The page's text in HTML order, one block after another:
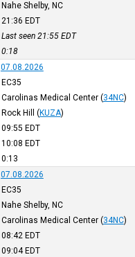
Nahe Shelby, NC
21:36 EDT
Last seen 21:55 EDT
0:18
07.08.2026
EC35
Carolinas Medical Center (34NC)
Rock Hill (KUZA)
09:55 EDT
10:08 EDT
0:13
07.08.2026
EC35
Nahe Shelby, NC
Carolinas Medical Center (34NC)
08:42 EDT
09:04EDT